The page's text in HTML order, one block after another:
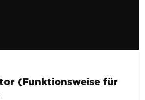
(Funktionsweise für